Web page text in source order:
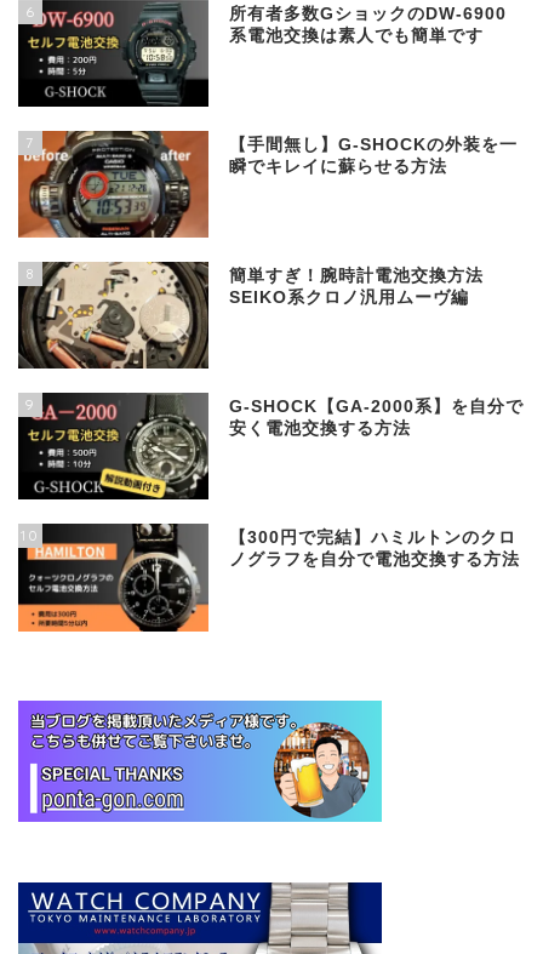
6
所有者多数GショックのDW-6900
系電池交換は素人でも簡単です
7
【手間無し】G-SHOCKの外装を一
瞬でキレイに蘇らせる方法
8
簡単すぎ！腕時計電池交換方法
SEIKO系クロノ汎用ムーヴ編
9
G-SHOCK【GA-2000系】を自分で
安く電池交換する方法
10
【300円で完結】ハミルトンのクロ
ノグラフを自分で電池交換する方法